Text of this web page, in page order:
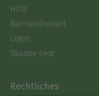
Hilfe
Barrierefreiheit
Login
Skoobe liest
Rechtliches